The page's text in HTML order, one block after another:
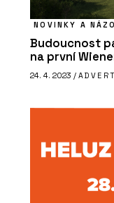
NOVINKY A
Budoucnost
na první
24. 4. 2023 /